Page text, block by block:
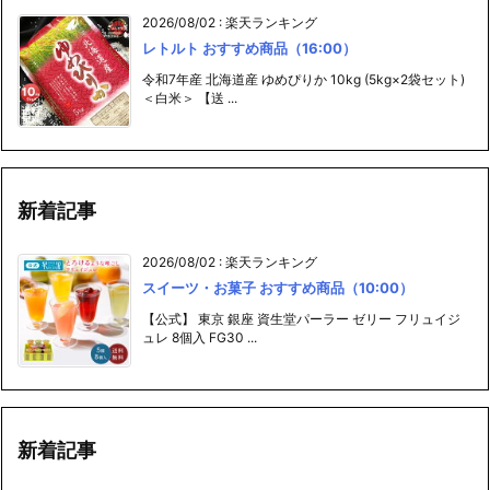
2026/08/02 : 楽天ランキング
レトルト おすすめ商品（16:00）
令和7年産 北海道産 ゆめぴりか 10kg (5kg×2袋セット)
＜白米＞ 【送 ...
新着記事
2026/08/02 : 楽天ランキング
スイーツ・お菓子 おすすめ商品（10:00）
【公式】 東京 銀座 資生堂パーラー ゼリー フリュイジ
ュレ 8個入 FG30 ...
新着記事